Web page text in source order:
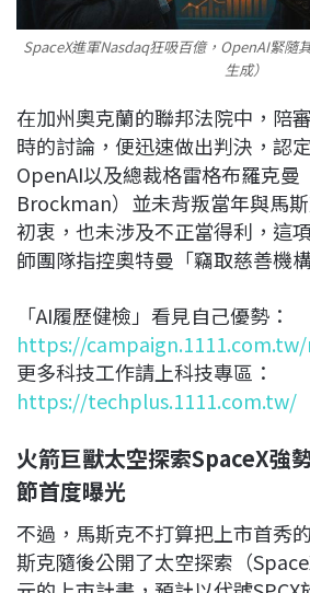
SpaceX進軍Nasdaq狂吸百億，OpenAI緊隨
生成）
在加州奧克蘭的聯邦法院中，陪
時的討論，便迅速做出判決，認
OpenAI以及總裁格雷格布羅克曼
Brockman）並未背叛當年與馬
初衷，也未涉及不正當得利，這
師團隊指控奧特曼「竊取慈善機
「AI履歷健檢」看見自己優勢：
https://
更多科技工作請上科技專區：
https://techplus.1111.com.tw/
火箭巨獸太空探索SpaceX強
節首度曝光
不過，馬斯克不打算把上市首秀
斯克隨後公開了太空探索（